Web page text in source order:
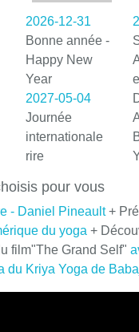
2026-12-31
Bonne année -
Happy New
Year
2027-05-04
Journée
internationale
rire
pour vous
- Daniel Pineault+
du yoga +
film"The Grand Self"
du Kriya Yoga de